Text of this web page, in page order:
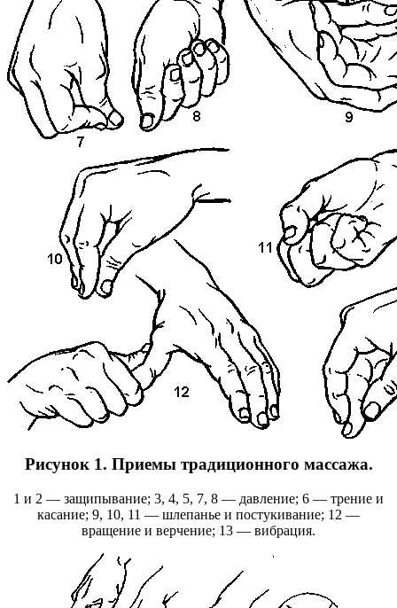
Рисунок 1. Приемы традиционного массажа.
1 и 2 — защипывание; 3, 4, 5, 7, 8 — давление; 6 — трение и
касание; 9, 10, 11 — шлепанье и постукивание; 12 —
вращение и верчение; 13 — вибрация.